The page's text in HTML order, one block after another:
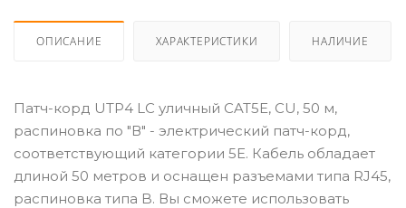
ОПИСАНИЕ ХАРАКТЕРИСТИКИ НАЛИЧИЕ
Патч-корд UTP4 LC уличный CAT5E, CU, 50 м,
распиновка по "В" - электрический патч-корд,
соответствующий категории 5E. Кабель обладает
длиной 50 метров и оснащен разъемами типа RJ45,
распиновка типа B. Вы сможете использовать